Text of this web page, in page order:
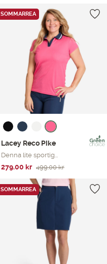
var:
999.00 kr.
är:
799.00 kr.
Lacey Reco Pike
SOMMARREA
Denna lite sportig...
499.00kr
Det
ursprungliga
priset
279.00 kr
Det
nuvarande
priset
SOMMARREA